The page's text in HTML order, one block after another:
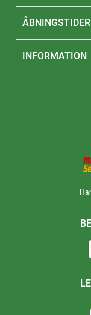
ÅBNINGSTIDER
INFORMATION